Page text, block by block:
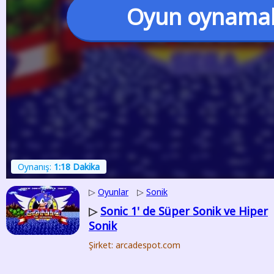
Oyun
Oynanış: 1:18 Dakika
▷ Oyunlar ▷ Sonik
▷ Sonic 1' de Süper Sonik ve Hiper
Sonik
Şirket: arcadespot.com